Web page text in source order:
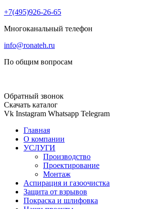
+7(495)926-26-65
Многоканальный телефон
info@ronateh.ru
По общим вопросам
Обратный звонок
Скачать каталог
Vk Instagram Whatsapp Telegram
Главная
О компании
УСЛУГИ
Производство
Проектирование
Монтаж
Аспирация и газоочистка
Защита от взрывов
Покраска и шлифовка